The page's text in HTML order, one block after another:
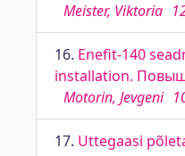
Meister, Viktoria
16. Enefit-140
installation.
Motorin, Jevgeni
17. Uttegaasi